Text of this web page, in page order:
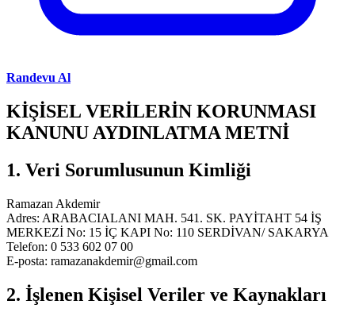
Randevu Al
KİŞİSEL VERİLERİN KORUNMASI
KANUNU AYDINLATMA METNİ
1. Veri Sorumlusunun Kimliği
Ramazan Akdemir
Adres: ARABACIALANI MAH. 541. SK. PAYİTAHT 54 İŞ
MERKEZİ No: 15 İÇ KAPI No: 110 SERDİVAN/ SAKARYA
Telefon: 0 533 602 07 00
E-posta: ramazanakdemir@gmail.com
2. İşlenen Kişisel Veriler ve Kaynakları